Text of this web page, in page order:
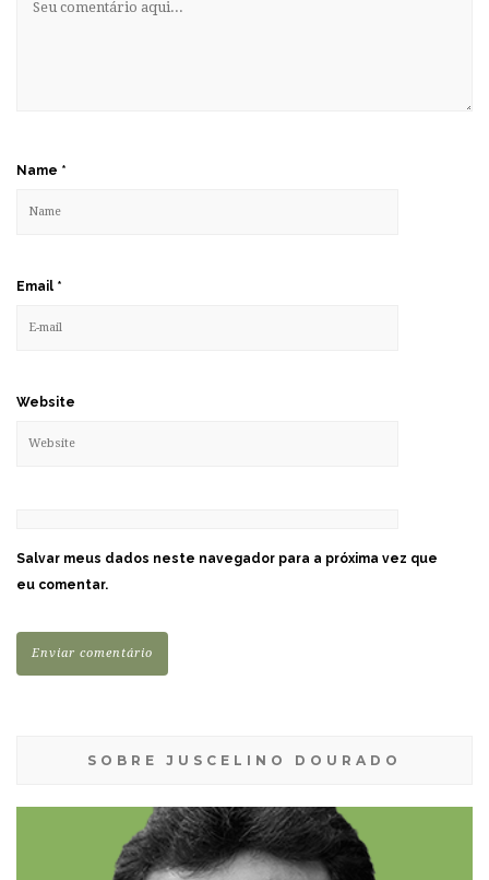
Name *
Email *
Website
Salvar meus dados neste navegador para a próxima vez que
eu comentar.
SOBRE JUSCELINO DOURADO